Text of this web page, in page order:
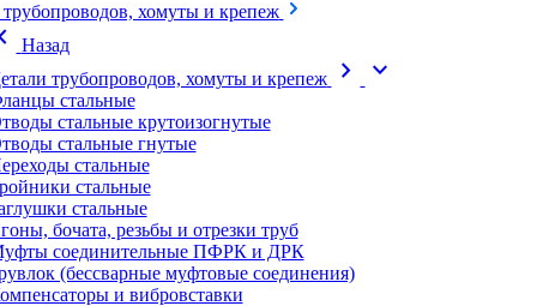
трубопроводов, хомуты и крепеж
Назад
трубопроводов, хомуты и крепеж
chevron_right expand_more
стальные
стальные крутоизогнутые
стальные гнутые
стальные
стальные
стальные
бочата, резьбы и отрезки труб
соединительные ПФРК и ДРК
(бессварные муфтовые соединения)
и вибровставки